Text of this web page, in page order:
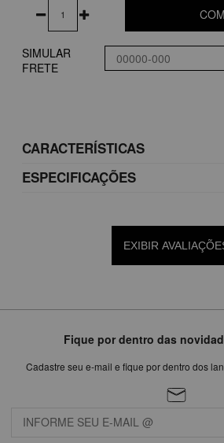
SIMULAR
FRETE
CARACTERÍSTICAS
ESPECIFICAÇÕES
EXIBIR
Fique por dentro das
Cadastre seu e-mail e fique por dentro dos